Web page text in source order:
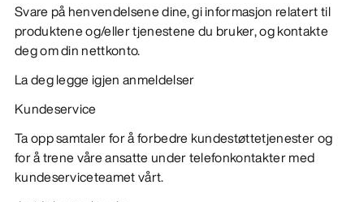
Svare på henvendelsene dine, gi informasjon relatert til
produktene og/eller tjenestene du bruker, og kontakte
deg om din nettkonto.
La deg legge igjen anmeldelser
Kundeservice
Ta opp samtaler for å forbedre kundestøttetjenester og
for å trene våre ansatte under telefonkontakter med
kundeserviceteamet vårt.